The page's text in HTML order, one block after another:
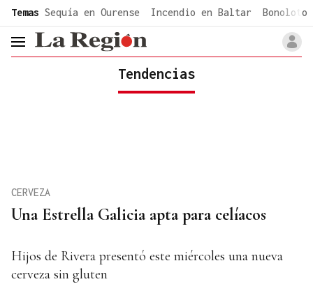
common.go-to-content
Temas Sequía en Ourense Incendio en Baltar Bonoloto
header.menu.open
Tendencias
Una Estrella Galicia apta para celíacos
CERVEZA
Hijos de Rivera presentó este miércoles una nueva
cerveza sin gluten